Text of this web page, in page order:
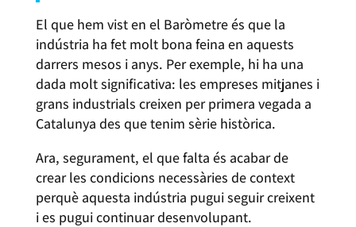
El que hem vist en el Baròmetre és que la
indústria ha fet molt bona feina en aquests
darrers mesos i anys. Per exemple, hi ha una
dada molt significativa: les empreses mitjanes i
grans industrials creixen per primera vegada a
Catalunya des que tenim sèrie històrica.
Ara, segurament, el que falta és acabar de
crear les condicions necessàries de context
perquè aquesta indústria pugui seguir creixent
i es pugui continuar desenvolupant.